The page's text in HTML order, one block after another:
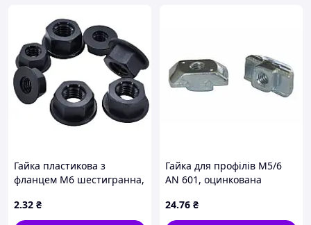
Гайка пластикова з
фланцем М6 шестигранна,
2.32 ₴
Гайка для профілів М5/6
AN 601, оцинкована
24.76 ₴